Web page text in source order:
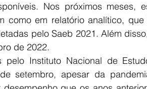
Nos próximos meses,
como em relatório analítico,
pelo Saeb 2021. Além
de 2022.
Instituto Nacional de
setembro, apesar da